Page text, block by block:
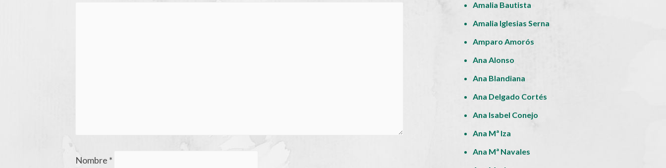
Nombre *
Amalia Bautista
Amalia Iglesias Serna
Amparo Amorós
Ana Alonso
Ana Blandiana
Ana Delgado Cortés
Ana Isabel Conejo
Ana Mª Iza
Ana Mª Navales